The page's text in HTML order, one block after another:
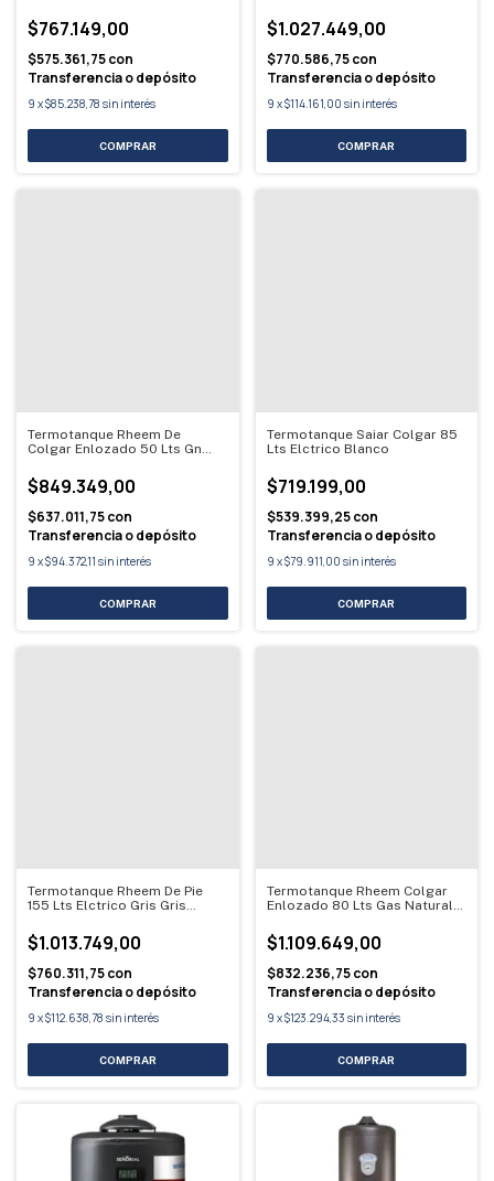
$767.149,00
$575.361,75con
Transferencia o depósito
9 x$85.238,78 sin interés
$1.027.449,00
$770.586,75con
Transferencia o depósito
9 x$114.161,00 sin interés
Termotanque Rheem De
Colgar Enlozado 50 Lts Gn
$849.349,00
$637.011,75con
Transferencia o depósito
9 x$94.372,11 sin interés
Termotanque Saiar Colgar 85
Lts Elctrico Blanco
$719.199,00
$539.399,25con
Transferencia o depósito
9 x$79.911,00 sin interés
Termotanque Rheem De Pie
155 Lts Elctrico Gris Gris
$1.013.749,00
$760.311,75con
Transferencia o depósito
9 x$112.638,78 sin interés
Termotanque Rheem Colgar
Enlozado 80 Lts Gas Natural
$1.109.649,00
$832.236,75con
Transferencia o depósito
9 x$123.294,33 sin interés